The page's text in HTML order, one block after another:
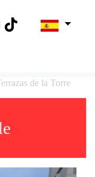
de la Torre